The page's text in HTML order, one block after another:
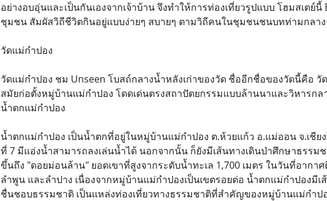
อย่างอบอุ่นและเป็นกันเองจากเจ้าบ้าน จึงทำให้การท่องเที่ยวรูปแบบ โฮมสเต
ชุมชน สัมผัสวิถีชีวิตกินอยู่แบบง่ายๆ สบายๆ ตามวิถีคนในชุมชนชนบทท่ามกลา
วัดแม่กำปอง
วัดแม่กำปอง ชม Unseen โบสถ์กลางน้ำหลังเก่าของวัด ชื่ออีกชื่อของวัดนี้คือ
สมัยก่อตั้งหมู่บ้านแม่กำปอง โดดเด่นตรงสถาปัตยกรรมแบบล้านนาและวิหารกล
น้ำตกแม่กำปอง
น้ำตกแม่กำปอง เป็นน้ำตกที่อยู่ในหมู่บ้านแม่กำปอง ต.ห้วยแก้ว อ.แม่ออน จ.เชี
ที่ 7 มีแอ่งน้ำสามารถลงเล่นน้ำได้ นอกจากนั้น ก็ยังมีเส้นทางเดินป่าศึกษาธรรม
ขึ้นถึง "ดอยม่อนล้าน" ยอดเขาที่สูงจากระดับน้ำทะเล 1,700 เมตร ในวันที่อากา
ลำพูน และลำปาง เนื่องจากหมู่บ้านแม่กำปองเป็นเขตรอยต่อ น้ำตกแม่กำปองมี
ชื่นชอบธรรมชาติ เป็นแหล่งท่องเที่ยวทางธรรมชาติที่สำคัญของหมู่บ้านแม่กำ